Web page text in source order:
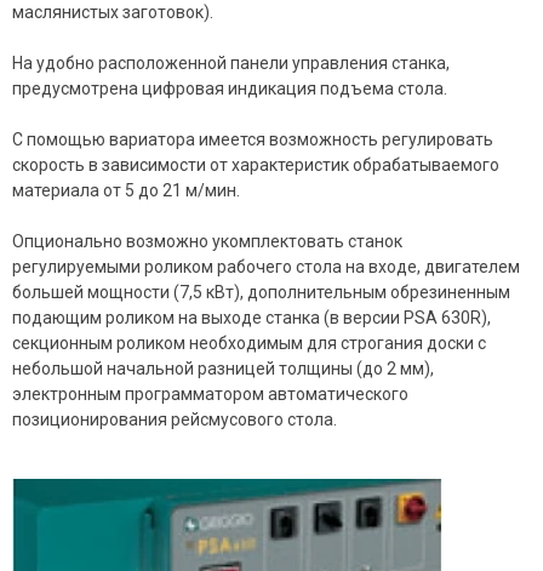
маслянистых заготовок).
На удобно расположенной панели управления станка,
предусмотрена цифровая индикация подъема стола.
С помощью вариатора имеется возможность регулировать
скорость в зависимости от характеристик обрабатываемого
материала от 5 до 21 м/мин.
Опционально возможно укомплектовать станок
регулируемыми роликом рабочего стола на входе, двигателем
большей мощности (7,5 кВт), дополнительным обрезиненным
подающим роликом на выходе станка (в версии PSA 630R),
секционным роликом необходимым для строгания доски с
небольшой начальной разницей толщины (до 2 мм),
электронным программатором автоматического
позиционирования рейсмусового стола.